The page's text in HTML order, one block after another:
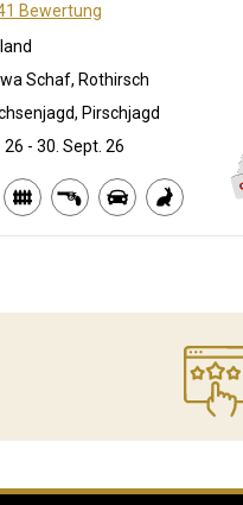
Bewertung
Schaf, Rothirsch
Pirschjagd
26 - 30. Sept. 26